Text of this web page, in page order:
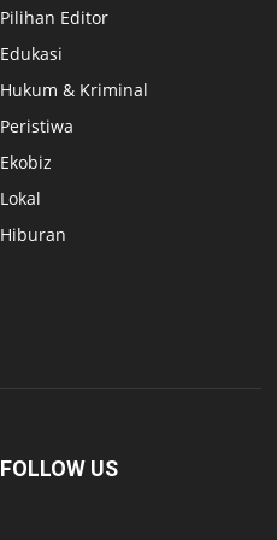
Pilihan Editor
Edukasi
Hukum & Kriminal
Peristiwa
Ekobiz
Lokal
Hiburan
FOLLOW US